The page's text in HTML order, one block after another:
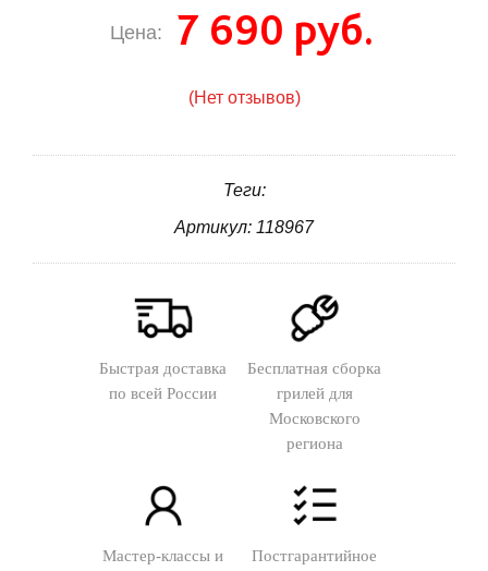
Цена: 7 690 руб.
(Нет отзывов)
Теги:
Артикул: 118967
Быстрая доставка
по всей России
Бесплатная сборка
грилей для
Московского
региона
Мастер-классы и
Постгарантийное